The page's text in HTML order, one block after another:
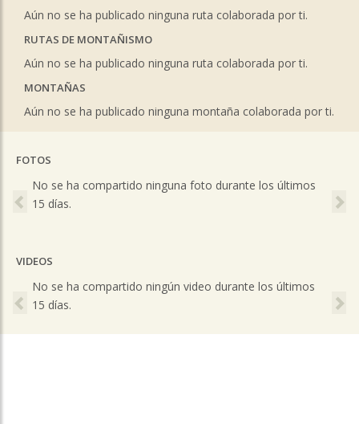
Aún no se ha publicado ninguna ruta colaborada por ti.
RUTAS DE MONTAÑISMO
Aún no se ha publicado ninguna ruta colaborada por ti.
MONTAÑAS
Aún no se ha publicado ninguna montaña colaborada por ti.
FOTOS
No se ha compartido ninguna foto durante los últimos
15 días.
Previous
VIDEOS
No se ha compartido ningún video durante los últimos
15 días.
Previous